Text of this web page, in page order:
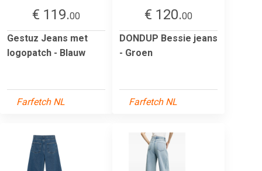
€ 119.00
Gestuz Jeans met
logopatch - Blauw
Farfetch NL
€ 120.00
DONDUP Bessie jeans
- Groen
Farfetch NL